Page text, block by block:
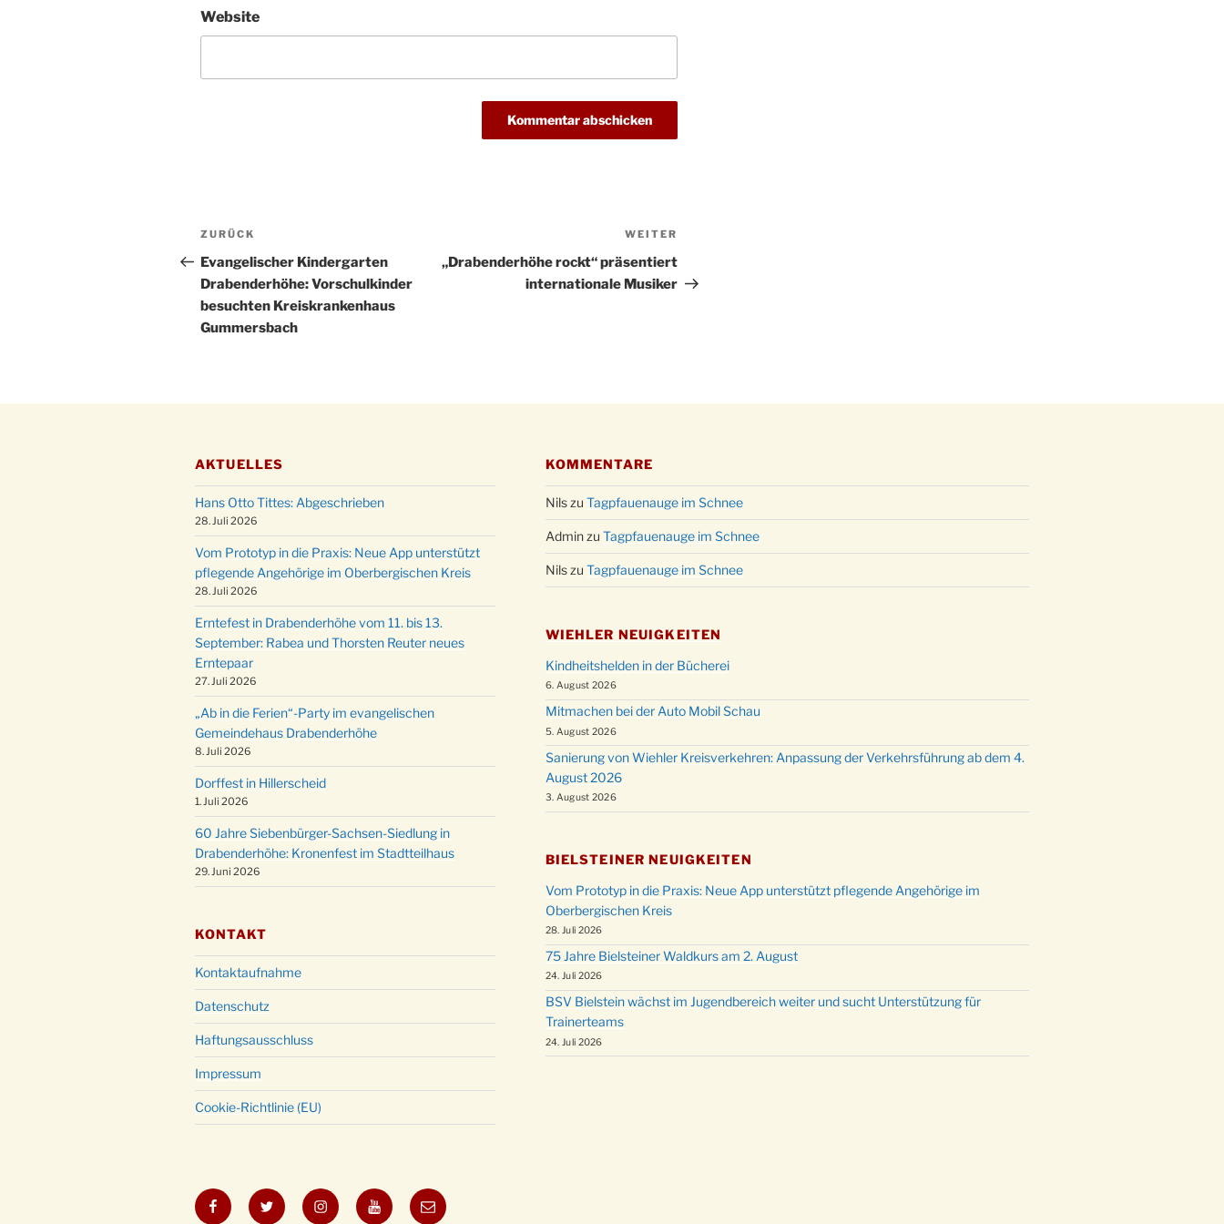
Website
Beitragsnavigation
Vorheriger
Beitrag
ZURÜCK
Evangelischer Kindergarten
Drabenderhöhe: Vorschulkinder
besuchten Kreiskrankenhaus
Gummersbach
Beitrag
WEITER
„Drabenderhöhe rockt“ präsentiert
internationale Musiker
AKTUELLES
Hans Otto Tittes: Abgeschrieben
28. Juli 2026
Vom Prototyp in die Praxis: Neue App unterstützt
pflegende Angehörige im Oberbergischen Kreis
28. Juli 2026
Erntefest in Drabenderhöhe vom 11. bis 13.
September: Rabea und Thorsten Reuter neues
Erntepaar
27. Juli 2026
„Ab in die Ferien“-Party im evangelischen
Gemeindehaus Drabenderhöhe
8. Juli 2026
Dorffest in Hillerscheid
1. Juli 2026
60 Jahre Siebenbürger-Sachsen-Siedlung in
Drabenderhöhe: Kronenfest im Stadtteilhaus
29. Juni 2026
KONTAKT
Kontaktaufnahme
Datenschutz
Haftungsausschluss
Impressum
Cookie-Richtlinie (EU)
KOMMENTARE
Nilszu Tagpfauenauge im Schnee
Adminzu Tagpfauenauge im Schnee
Nilszu Tagpfauenauge im Schnee
WIEHLER NEUIGKEITEN
Kindheitshelden in der Bücherei
6. August 2026
Mitmachen bei der Auto Mobil Schau
5. August 2026
Sanierung von Wiehler Kreisverkehren: Anpassung der Verkehrsführung ab dem 4.
August 2026
3. August 2026
BIELSTEINER NEUIGKEITEN
Vom Prototyp in die Praxis: Neue App unterstützt pflegende Angehörige im
Oberbergischen Kreis
28. Juli 2026
75 Jahre Bielsteiner Waldkurs am 2. August
24. Juli 2026
BSV Bielstein wächst im Jugendbereich weiter und sucht Unterstützung für
Trainerteams
24. Juli 2026
FacebookTwitter InstagramYouTubeE-